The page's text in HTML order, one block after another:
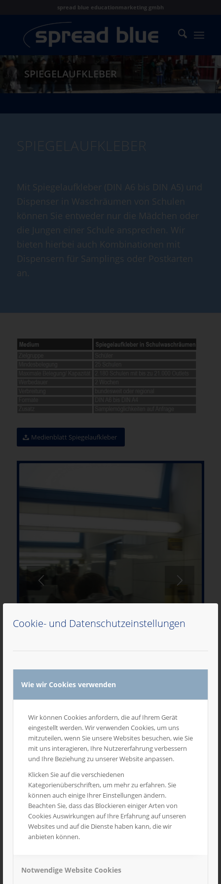
Cookie- und Datenschutzeinstellungen
Wie wir Cookies verwenden
Wir können Cookies anfordern, die auf Ihrem Gerät
eingestellt werden. Wir verwenden Cookies, um uns
mitzuteilen, wenn Sie unsere Websites besuchen, wie Sie
mit uns interagieren, Ihre Nutzererfahrung verbessern
und Ihre Beziehung zu unserer Website anpassen.
Klicken Sie auf die verschiedenen
Kategorienüberschriften, um mehr zu erfahren. Sie
können auch einige Ihrer Einstellungen ändern.
Beachten Sie, dass das Blockieren einiger Arten von
Cookies Auswirkungen auf Ihre Erfahrung auf unseren
Websites und auf die Dienste haben kann, die wir
anbieten können.
Notwendige Website Cookies
spread blue educationmarketing gmbh
SPIEGELAUFKLEBER
SPIEGELAUFKLEBER
Mit Spiegelaufkleber (DIN A6 bis DIN A5) und
Dispenser in Waschräumen von Schulen
können Sie entweder nur die Mädchen oder
die Jungen einer Schule ansprechen. Wir
bieten hierbei auch Kombinationen mit
Dispensern für Samplings oder Postkarten
an.
Medienblatt Spiegelaufkleber
21000
Outlets an Schulen
Anfrage Angebot